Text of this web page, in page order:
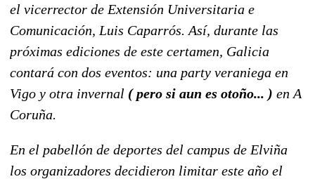
el vicerrector de Extensión Universitaria e
Comunicación, Luis Caparrós. Así, durante las
próximas ediciones de este certamen, Galicia
contará con dos eventos: una party veraniega en
Vigo y otra invernal ( pero si aun es otoño... ) en A
Coruña.
En el pabellón de deportes del campus de Elviña
los organizadores decidieron limitar este año el